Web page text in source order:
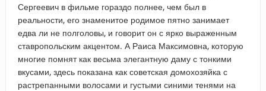
Сергеевич в фильме гораздо полнее, чем был в
реальности, его знаменитое родимое пятно занимает
едва ли не полголовы, и говорит он с ярко выраженным
ставропольским акцентом. А Раиса Максимовна, которую
многие помнят как весьма элегантную даму с тонкими
вкусами, здесь показана как советская домохозяйка с
растрепанными волосами и густыми синими тенями на